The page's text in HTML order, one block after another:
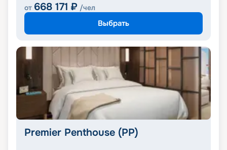
от 668 171 ₽ /чел
Выбрать
Premier Penthouse (PP)